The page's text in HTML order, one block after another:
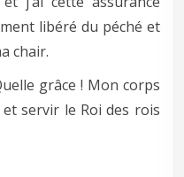
libéré du péché et
chair.
grâce ! Mon corps
servir le Roi des rois